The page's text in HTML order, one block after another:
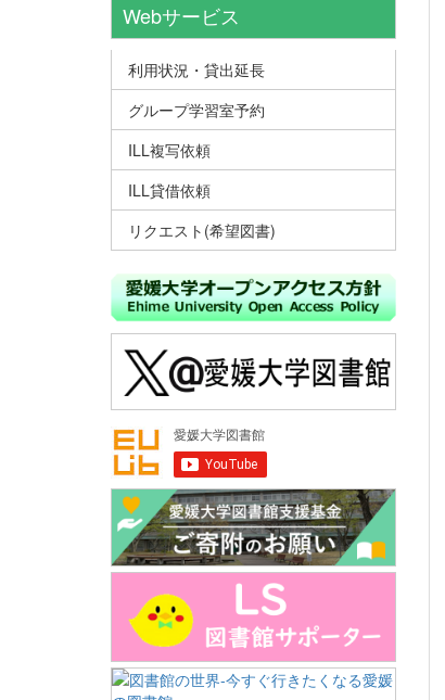
Webサービス
利用状況・貸出延長
グループ学習室予約
ILL複写依頼
ILL貸借依頼
リクエスト(希望図書)